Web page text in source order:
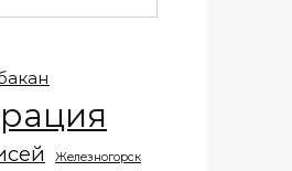
Железногорск